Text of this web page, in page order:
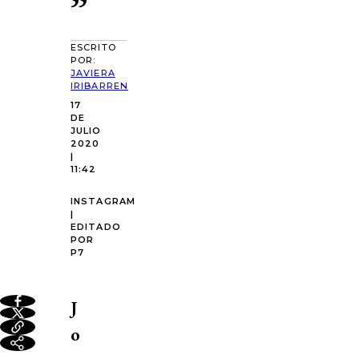
ESCRITO
POR:
JAVIERA
IRIBARREN
17
DE
JULIO
2020
|
11:42
INSTAGRAM
|
EDITADO
POR
P7
J
o